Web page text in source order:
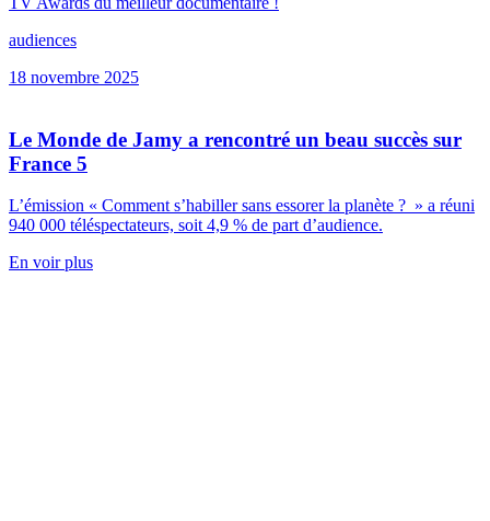
audiences
18 novembre 2025
Le Monde de Jamy a rencontré un beau succès sur
France 5
L’émission « Comment s’habiller sans essorer la planète ? » a réuni
940 000 téléspectateurs, soit 4,9 % de part d’audience.
En voir plus